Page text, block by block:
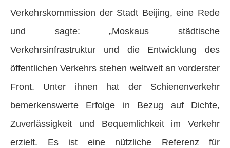
Verkehrskommission der Stadt Beijing, eine Rede
und sagte: „Moskaus städtische
Verkehrsinfrastruktur und die Entwicklung des
öffentlichen Verkehrs stehen weltweit an vorderster
Front. Unter ihnen hat der Schienenverkehr
bemerkenswerte Erfolge in Bezug auf Dichte,
Zuverlässigkeit und Bequemlichkeit im Verkehr
erzielt. Es ist eine nützliche Referenz für